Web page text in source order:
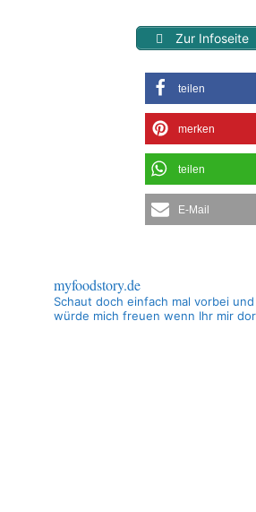
Zur Infoseite
teilen
merken
teilen
E-Mail
myfoodstory.de
Schaut doch einfach mal vorbei
würde mich freuen wenn Ihr mir